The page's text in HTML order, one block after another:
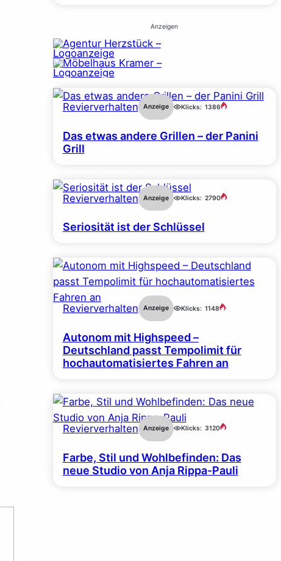
Anzeigen
Revierverhalten Anzeige Klicks: 1386
Das etwas andere Grillen – der Panini
Grill
Revierverhalten Anzeige Klicks: 2790
Seriosität ist der Schlüssel
Revierverhalten Anzeige Klicks: 1148
Autonom mit Highspeed –
Deutschland passt Tempolimit für
hochautomatisiertes Fahren an
Revierverhalten Anzeige Klicks: 3120
Farbe, Stil und Wohlbefinden: Das
neue Studio von Anja Rippa-Pauli